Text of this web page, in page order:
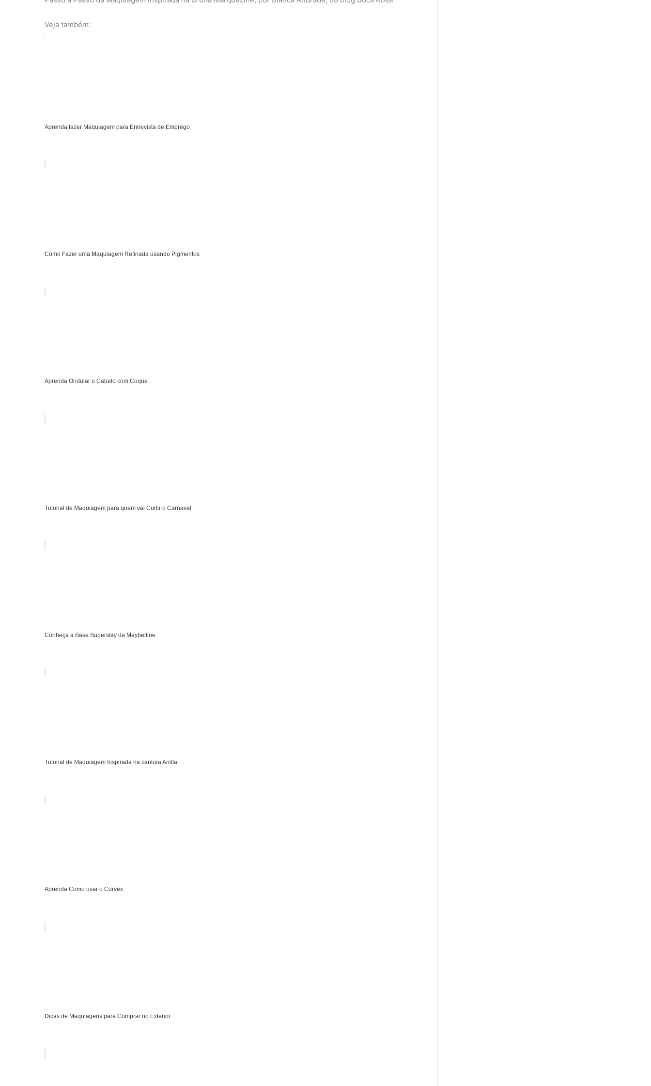
Veja também:
Aprenda fazer Maquiagem para Entrevista de Emprego
Como Fazer uma Maquiagem Refinada usando Pigmentos
Aprenda Ondular o Cabelo com Coque
Tutorial de Maquiagem para quem vai Curtir o Carnaval
Conheça a Base Superstay da Maybelline
Tutorial de Maquiagem Inspirada na cantora Anitta
Aprenda Como usar o Curvex
Dicas de Maquiagens para Comprar no Exterior